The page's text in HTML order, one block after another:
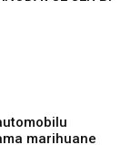
marihuane